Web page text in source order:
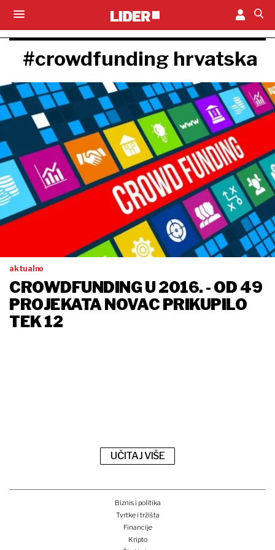
#crowdfunding hrvatska
aktualno
CROWDFUNDING U 2016. - OD 49
PROJEKATA NOVAC PRIKUPILO
TEK 12
UČITAJ VIŠE
Biznis i politika
Tvrtke i tržišta
Financije
Kripto